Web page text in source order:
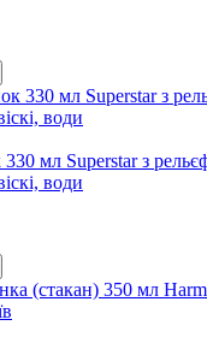
330 мл Superstar з
води